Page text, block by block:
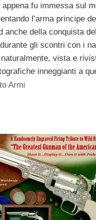
fu immessa sul
l’arma principe
anche della conquista
gli scontri con i
vista e
inneggianti a
Armi